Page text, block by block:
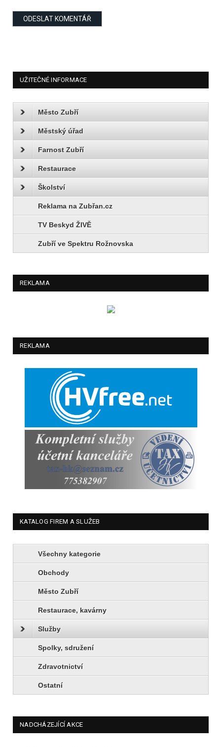
UŽITEČNÉ INFORMACE
Město Zubří
Městský úřad
Farnost Zubří
Restaurace
Školství
Reklama na Zubřan.cz
TV Beskyd ŽIVĚ
Zubří ve Spektru Rožnovska
REKLAMA
REKLAMA
KATALOG FIREM A SLUŽEB
Všechny kategorie
Obchody
Město Zubří
Restaurace, kavárny
Služby
Spolky, sdružení
Zdravotnictví
Ostatní
NADCHÁZEJÍCÍ AKCE